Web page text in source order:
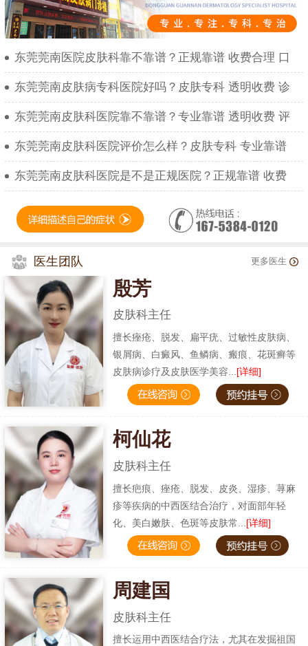
东莞莞南医院皮肤科靠不靠谱？正规靠谱 收费合理 口
东莞莞南皮肤病专科医院好吗？皮肤专科 透明收费 诊
东莞莞南皮肤科医院靠不靠谱？专业靠谱 透明收费 评
东莞莞南皮肤科医院评价怎么样？皮肤专科 专业靠谱
东莞莞南皮肤科医院是不是正规医院？正规靠谱 收费
医生团队 更多医生
殷芳
皮肤科主任
擅长痤疮、脱发、扁平疣、过敏性皮肤病、
银屑病、白癜风、鱼鳞病、瘢痕、花斑癣等
皮肤病诊疗及皮肤医学美容... [详细]
柯仙花
皮肤科主任
擅长疤痕、痤疮、脱发、皮炎、湿疹、荨麻
疹等疾病的中西医结合治疗，对面部年轻
化、美白嫩肤、色斑等皮肤常... [详细]
周建国
皮肤科主任
擅长运用中西医结合疗法，尤其在发掘祖国